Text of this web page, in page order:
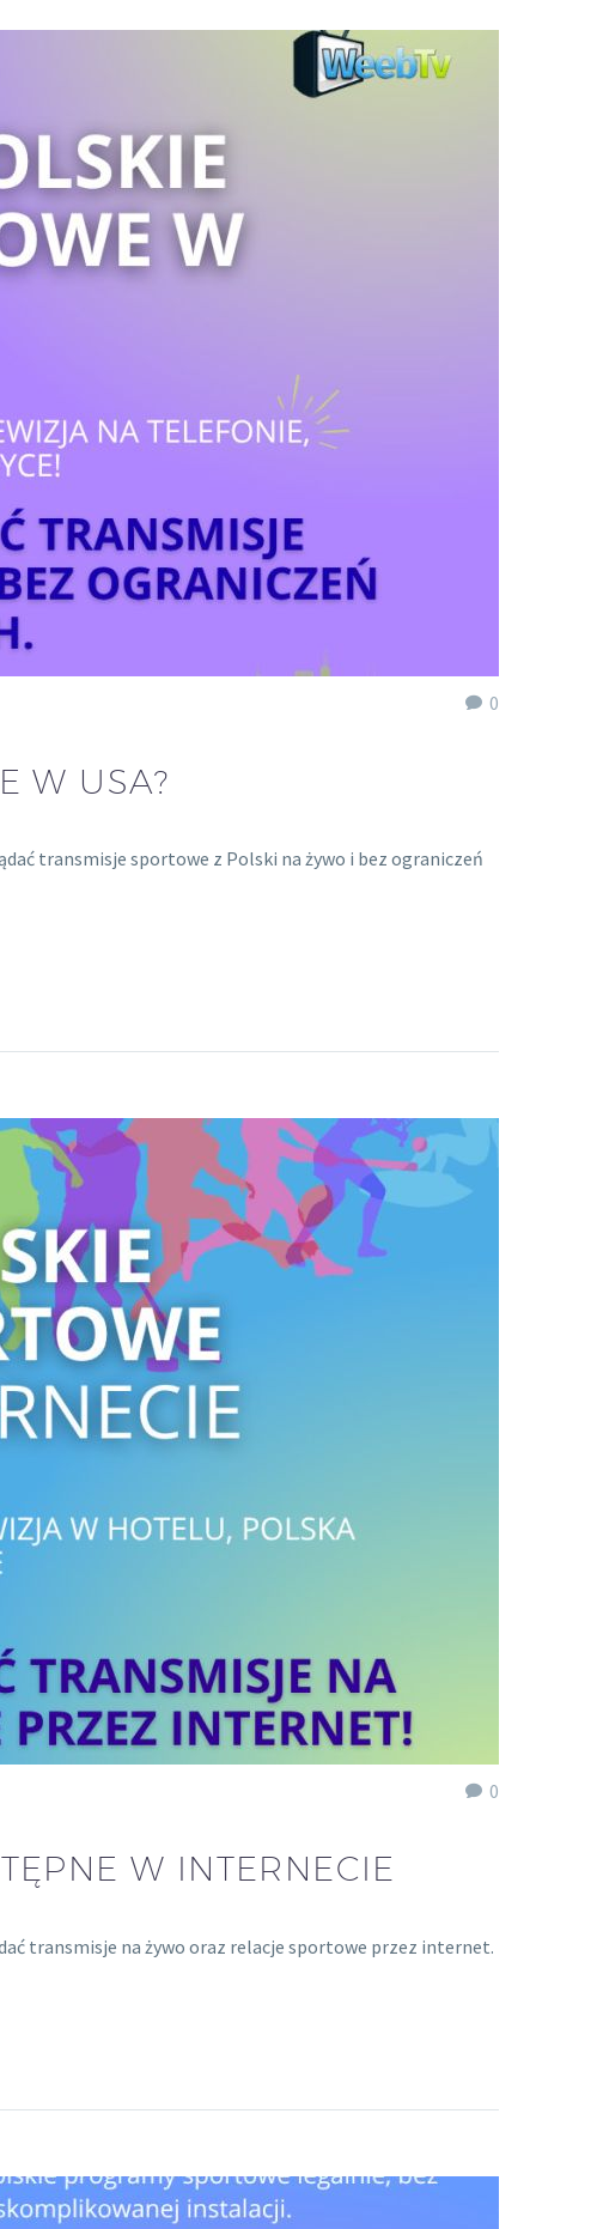
0
W USA?
transmisje sportowe z Polski na żywo i bez ograniczeń
0
W INTERNECIE
transmisje na żywo oraz relacje sportowe przez internet.